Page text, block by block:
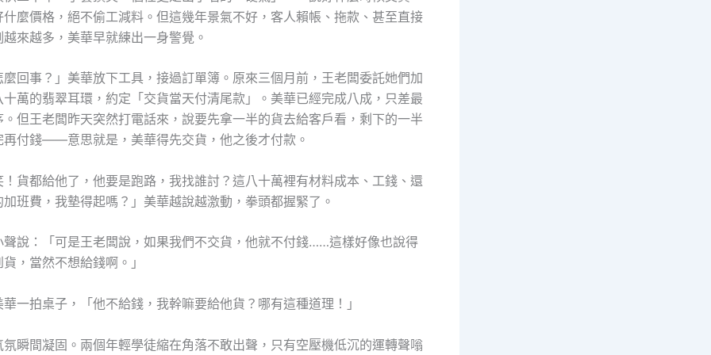
麼價格，絕不偷工減料。但這幾年景氣不好，客人賴帳、拖款、甚至直接
來越多，美華早就練出一身警覺。
回事？」美華放下工具，接過訂單簿。原來三個月前，王老闆委託她們加
萬的翡翠耳環，約定「交貨當天付清尾款」。美華已經完成八成，只差最
但王老闆昨天突然打電話來，說要先拿一半的貨去給客戶看，剩下的一半
再付錢——意思就是，美華得先交貨，他之後才付款。
貨都給他了，他要是跑路，我找誰討？這八十萬裡有材料成本、工錢、還
班費，我墊得起嗎？」美華越說越激動，拳頭都握緊了。
聲說：「可是王老闆說，如果我們不交貨，他就不付錢……這樣好像也說得
，當然不想給錢啊。」
一拍桌子，「他不給錢，我幹嘛要給他貨？哪有這種道理！」
瞬間凝固。兩個年輕學徒縮在角落不敢出聲，只有空壓機低沉的運轉聲嗡